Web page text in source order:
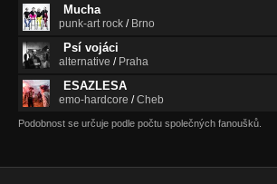
Mucha
punk-art rock / Brno
Psí vojáci
alternative / Praha
ESAZLESA
emo-hardcore /Cheb
Podobnost se určuje podle počtu společných fanoušků.